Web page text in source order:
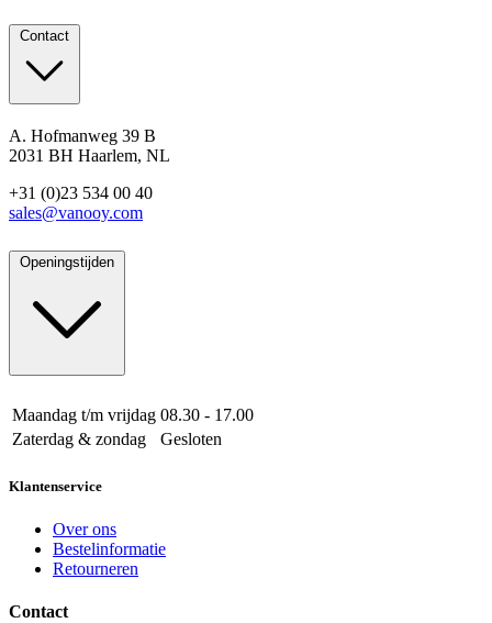
Contact
A. Hofmanweg 39 B
2031 BH Haarlem, NL
+31 (0)23 534 00 40
sales@vanooy.com
Openingstijden
Maandag t/m vrijdag 08.30 - 17.00
Zaterdag & zondag
Gesloten
Klantenservice
Over ons
Bestelinformatie
Retourneren
Contact